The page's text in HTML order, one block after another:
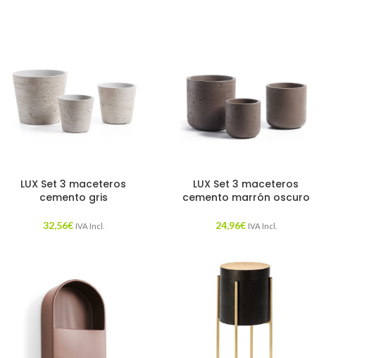
LUX Set 3 maceteros
cemento gris
32,56€ IVA Incl.
LUX Set 3 maceteros
cemento marrón oscuro
24,96€ IVA Incl.